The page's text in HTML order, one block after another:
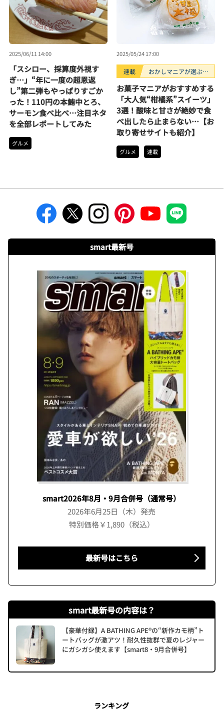
2025/06/11 14:00
「スシロー、採算度外視す
ぎ…」“年に一度の超恩返
し”第二弾もやっぱりすごか
った！110円の本鮪中とろ、
サーモン食べ比べ…注目ネタ
を全部レポートしてみた
グルメ
2025/05/24 17:00
連載
おかしマニアが選ぶお
お菓子マニアがおすすめする
「大人気“柑橘系”スイーツ」
3選！酸味と甘さが絶妙で食
べ出したら止まらない…【お
取り寄せサイトも紹介】
グルメ 連載
smart最新号
smart2026年8月・9月合併号（通常号）
2026年6月25日（木）発売
特別価格￥1,890（税込）
最新号はこちら
smart最新号の内容は？
【豪華付録】A BATHING APE®の“新作カモ柄”ト
ートバッグが激アツ！耐久性抜群で夏のレジャー
にガシガシ使えます【smart8・9月合併号】
ランキング